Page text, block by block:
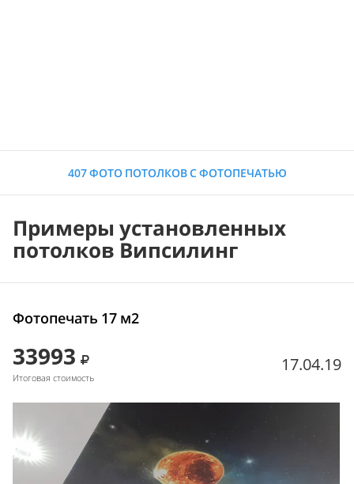
407 ФОТО ПОТОЛКОВ С ФОТОПЕЧАТЬЮ
Примеры установленных
потолков Випсилинг
Фотопечать 17 м2
33993
Итоговая стоимость
17.04.19